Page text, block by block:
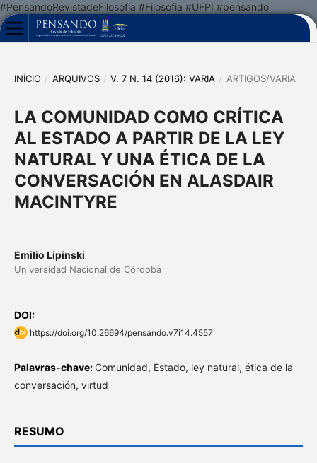
#PensandoRevistadeFilosofia #Filosofia #UFPI #pensando
INÍCIO / ARQUIVOS / V. 7 N. 14 (2016): VARIA / ARTIGOS/VARIA
LA COMUNIDAD COMO CRÍTICA
AL ESTADO A PARTIR DE LA LEY
NATURAL Y UNA ÉTICA DE LA
CONVERSACIÓN EN ALASDAIR
MACINTYRE
Emilio Lipinski
Universidad Nacional de Córdoba
DOI:
https://doi.org/10.26694/pensando.v7i14.4557
Palavras-chave: Comunidad, Estado, ley natural, ética de la
conversación, virtud
RESUMO